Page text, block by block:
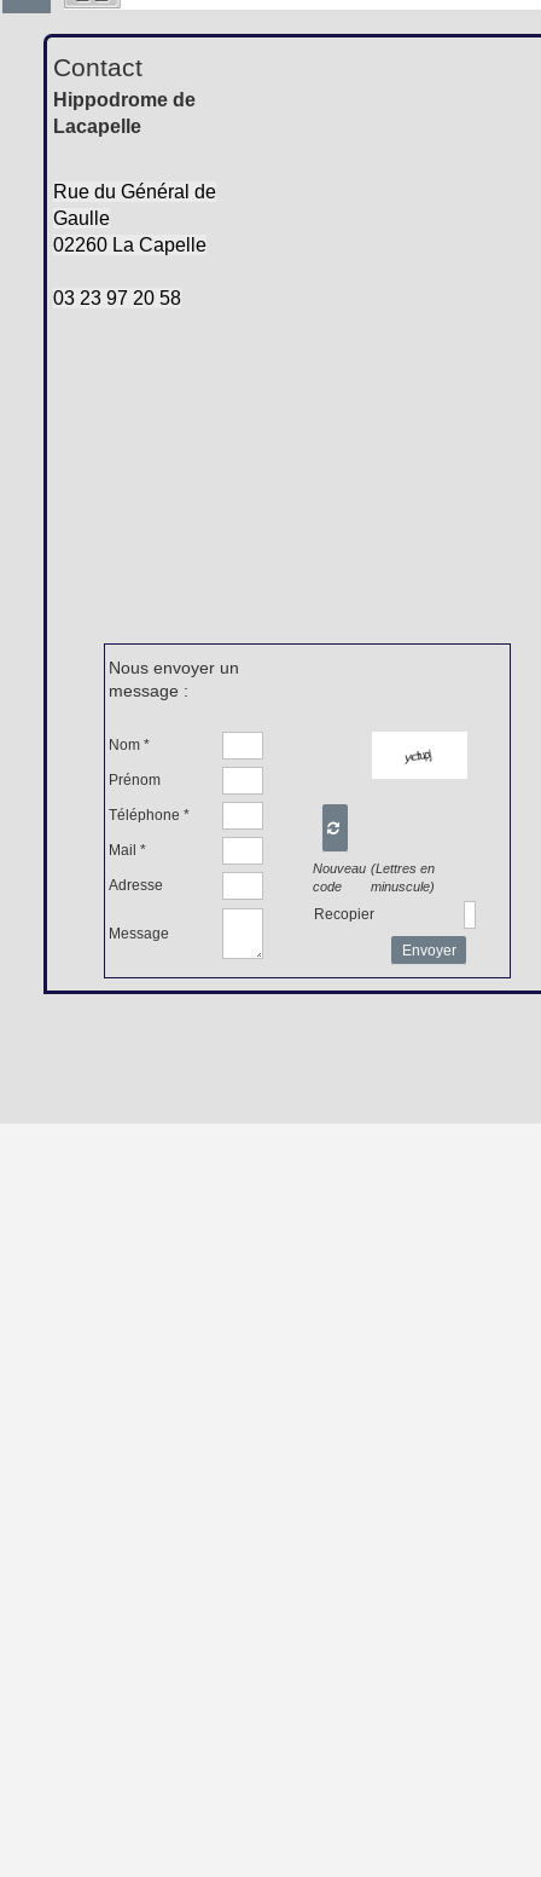
Contact
Hippodrome de
Lacapelle
Rue du Général de
Gaulle
02260 La Capelle
03 23 97 20 58
Nous envoyer un
message :
Nom *
Prénom
Téléphone *
Mail *
Adresse
Message

Nouveau
code
(Lettres en
minuscule)
Recopier
Envoyer